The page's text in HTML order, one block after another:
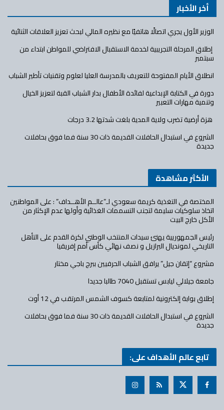
أخر الأخبار
الوزير الأول يجري اتصالًا هاتفيًا مع نظيره المالي لبحث تعزيز العلاقات الثنائية
إطلاق المرحلة التجريبية لخدمة الاستقبال الافتراضي للمواطن ابتداء من
سبتمبر
انطلاق الأيام المفتوحة للتعريف بالمدرسة العليا لعلوم وتقنيات تأطير الشباب
دورة في الكتابة الإبداعية لفائدة الأطفال بدار الشباب القبة لتعزيز الخيال
وتنمية مهارات التعبير
هزة أرضية تضرب ولاية المدية بلغت شدتها 3.2 درجات
الشروع في استبدال الحافلات القديمة ذات 30 سنة فما فوق بحافلات
جديدة
الأكثر مشاهدة
المختصة في التغذية كريمة سعودي لـ”عالــم الأهــداف” : على المواطنين
اتخاذ سلوكيات سليمة لتجنب التسممات الغذائية وأولها عدم الإكثار من
الأكل خارج البيت
رئيس الجمهوريية يهنئ سيدات المنتخب الوطني لكرة القدم على التأهل
التاريخي لمونديال البرازيل و نصف نهائي كأس أمم إفريقيا
مشروع “إتقان جيل” يرافق الشباب الحرفيين ببرج باجي مختار
جامعة جيلالي ليابس تستقبل 7040 طالبا جديدا
إطلاق بوابة إلكترونية لمتابعة كسوف الشمس المرتقب في 12 أوت
الشروع في استبدال الحافلات القديمة ذات 30 سنة فما فوق بحافلات
جديدة
تابع عالم الأهداف على: